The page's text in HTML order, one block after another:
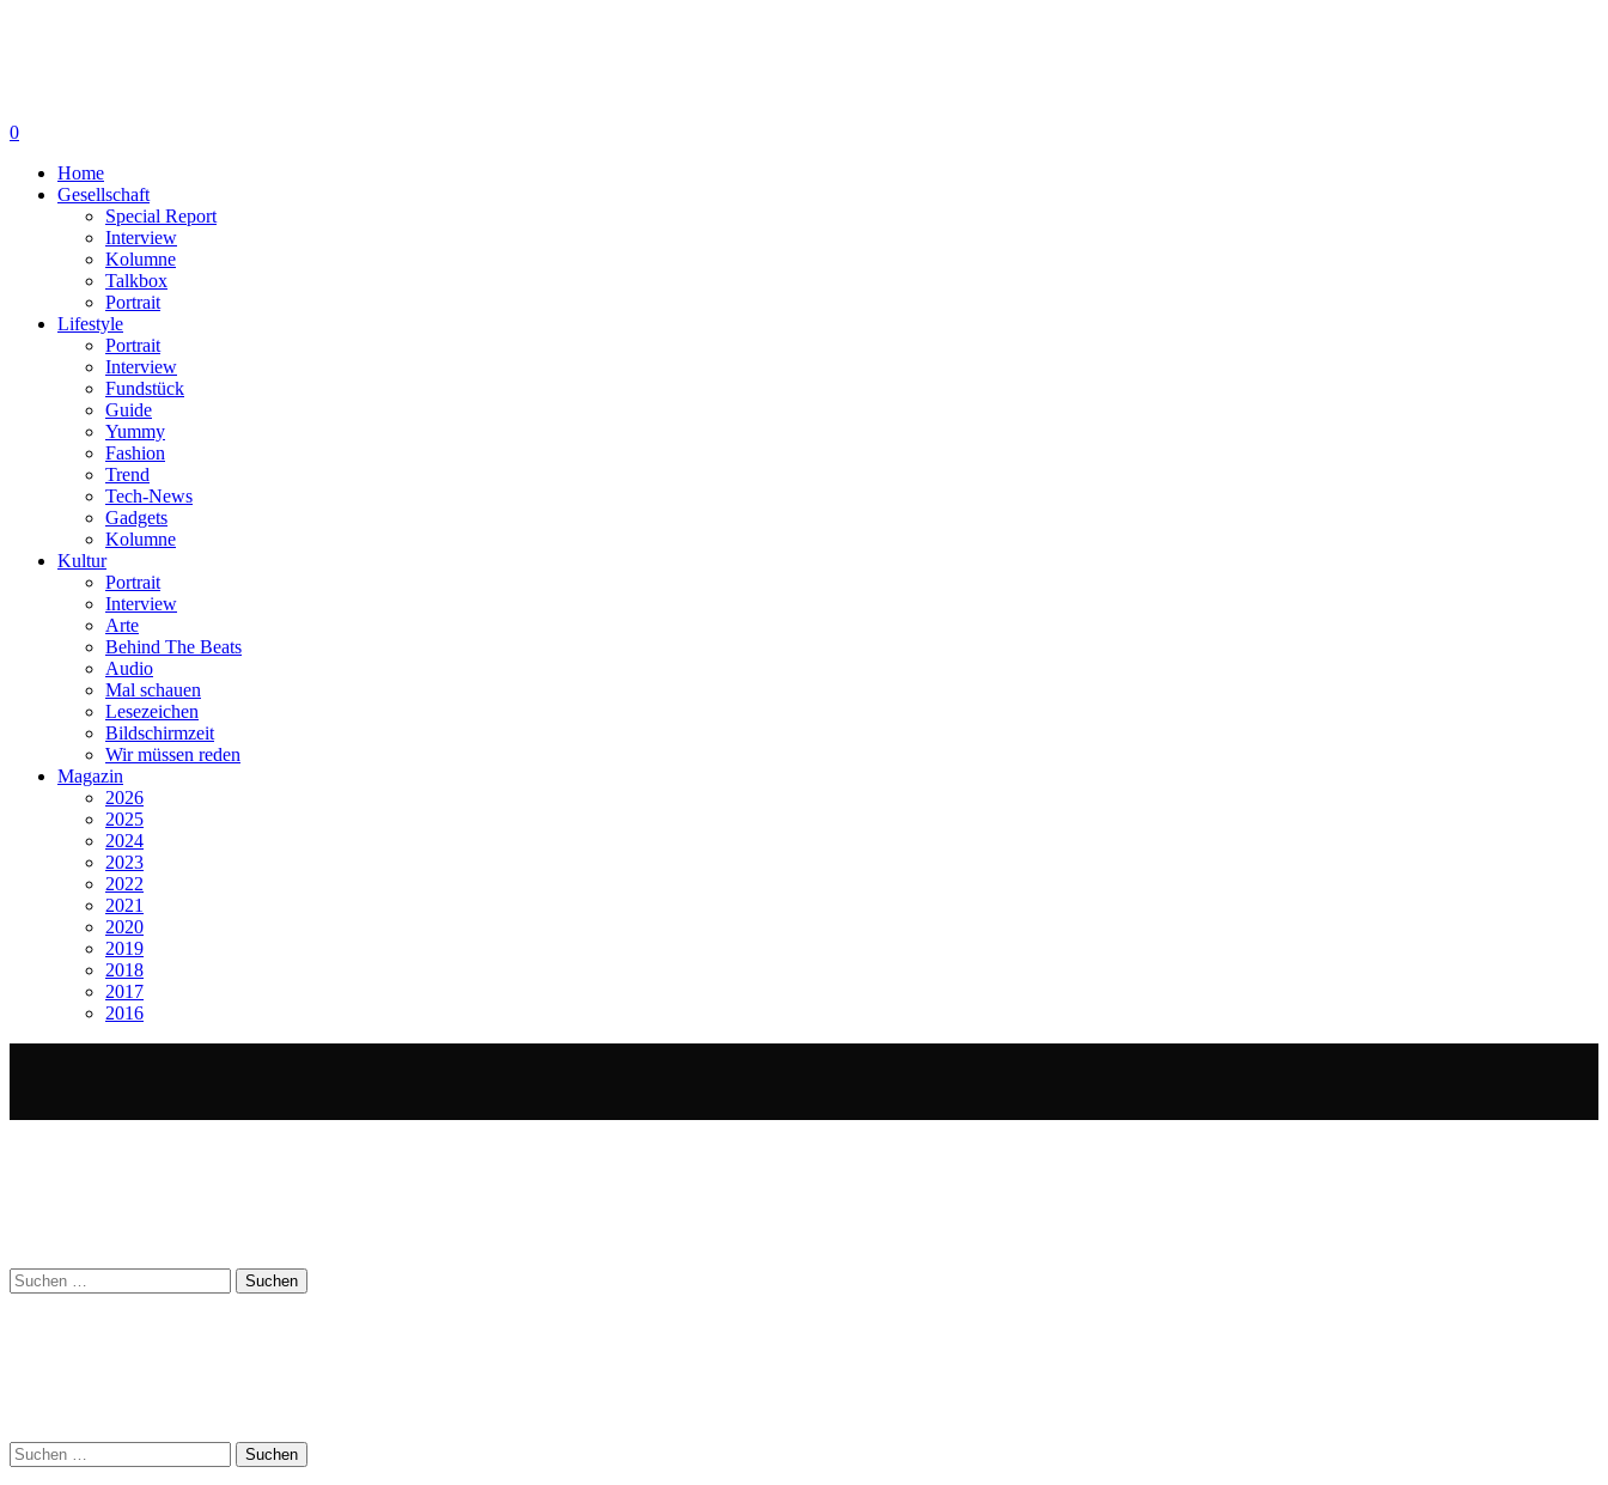
0
Home
Gesellschaft
Special Report
Interview
Kolumne
Talkbox
Portrait
Lifestyle
Portrait
Interview
Fundstück
Guide
Yummy
Fashion
Trend
Tech-News
Gadgets
Kolumne
Kultur
Portrait
Interview
Arte
Behind The Beats
Audio
Mal schauen
Lesezeichen
Bildschirmzeit
Wir müssen reden
Magazin
2026
2025
2024
2023
2022
2021
2020
2019
2018
2017
2016
Suchen
nach:
Suchen
nach: